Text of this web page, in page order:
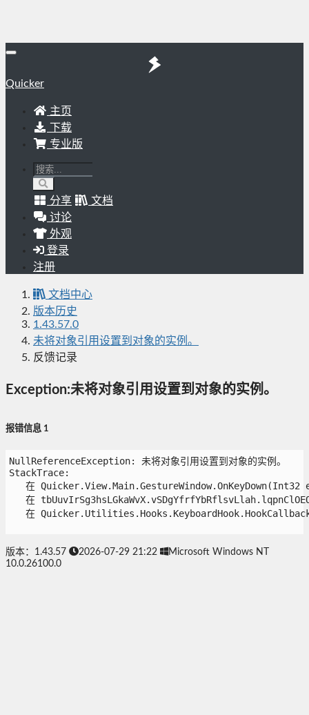
Quicker
主页
下载
专业版
分享
文档
讨论
外观
登录
注册
文档中心
版本历史
1.43.57.0
未将对象引用设置到对象的实例。
反馈记录
Exception:未将对象引用设置到对象的实例。
报错信息 1
NullReferenceException: 未将对象引用设置到对象的实例。
StackTrace:
在 Quicker.View.Main.GestureWindow.OnKeyDown(Int32
在
在
版本：1.43.57 2026-07-29 21:22
Microsoft Windows NT
10.0.26100.0